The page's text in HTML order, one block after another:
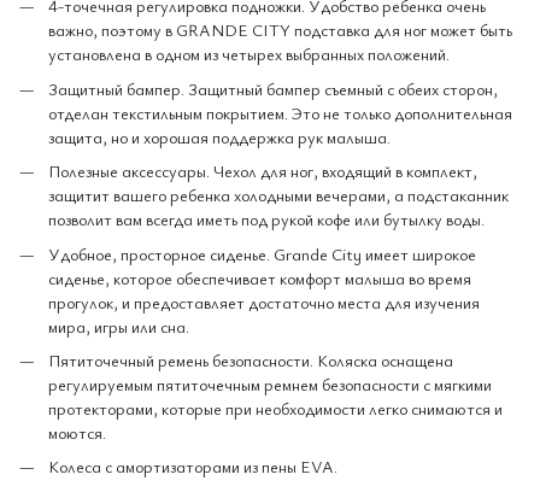
4-точечная регулировка подножки. Удобство ребенка очень
важно, поэтому в GRANDE CITY подставка для ног может быть
установлена ​​в одном из четырех выбранных положений.
Защитный бампер. Защитный бампер съемный с обеих сторон,
отделан текстильным покрытием. Это не только дополнительная
защита, но и хорошая поддержка рук малыша.
Полезные аксессуары. Чехол для ног, входящий в комплект,
защитит вашего ребенка холодными вечерами, а подстаканник
позволит вам всегда иметь под рукой кофе или бутылку воды.
Удобное, просторное сиденье. Grande City имеет широкое
сиденье, которое обеспечивает комфорт малыша во время
прогулок, и предоставляет достаточно места для изучения
мира, игры или сна.
Пятиточечный ремень безопасности. Коляска оснащена
регулируемым пятиточечным ремнем безопасности с мягкими
протекторами, которые при необходимости легко снимаются и
моются.
Колеса с амортизаторами из пены EVA.